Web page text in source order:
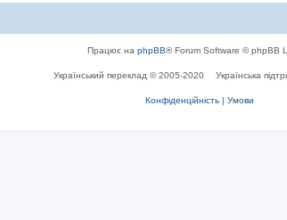
Працює на phpBB® Forum Software © phpBB
Український переклад © 2005-2020 Українська
Конфіденційність | Умови